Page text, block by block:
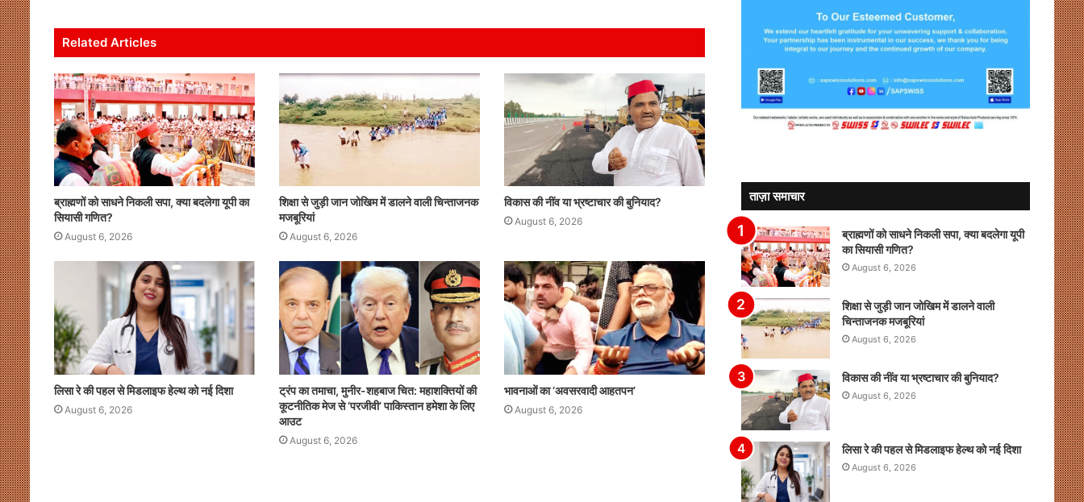
A
p
p
b
o
o
k
dI
n
Related Articles
ब्राह्मणों को साधने निकली सपा, क्या बदलेगा यूपी का
सियासी गणित?
August 6, 2026
शिक्षा से जुड़ी जान जोखिम में डालने वाली चिन्ताजनक
मजबूरियां
August 6, 2026
विकास की नींव या भ्रष्टाचार की बुनियाद?
August 6, 2026
लिसा रे की पहल से मिडलाइफ हेल्थ को नई दिशा
August 6, 2026
ट्रंप का तमाचा, मुनीर-शहबाज चित: महाशक्तियों की
कूटनीतिक मेज से ‘परजीवी’ पाकिस्तान हमेशा के लिए
आउट
August 6, 2026
भावनाओं का ‘अवसरवादी आहतपन’
August 6, 2026
ताज़ा समाचार
ब्राह्मणों को साधने निकली सपा, क्या बदलेगा यूपी
का सियासी गणित?
August 6, 2026
शिक्षा से जुड़ी जान जोखिम में डालने वाली
चिन्ताजनक मजबूरियां
August 6, 2026
विकास की नींव या भ्रष्टाचार की बुनियाद?
August 6, 2026
लिसा रे की पहल से मिडलाइफ हेल्थ को नई दिशा
August 6, 2026